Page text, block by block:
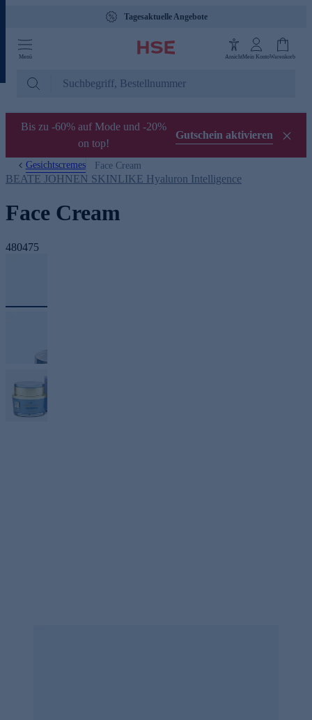
Tagesaktuelle Angebote
Menü AnsichtMein KontoWarenkorb
Bis zu -60% auf Mode und -20%
on top!
Gutschein aktivieren
Gesichtscremes Face Cream
BEATE JOHNEN SKINLIKE Hyaluron Intelligence
Face Cream
480475